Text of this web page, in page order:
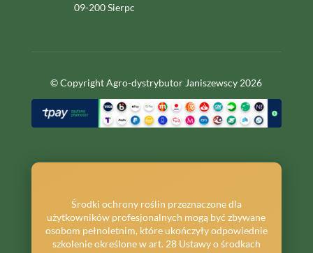
09-200 Sierpc
© Copyright Agro-dystrybutor Janiszewscy 2026
Środki ochrony roślin przeznaczone dla
użytkowników profesjonalnych mogą być zbywane
osobom pełnoletnim, które ukończyły odpowiednie
szkolenie określone w art. 28 Ustawy o środkach